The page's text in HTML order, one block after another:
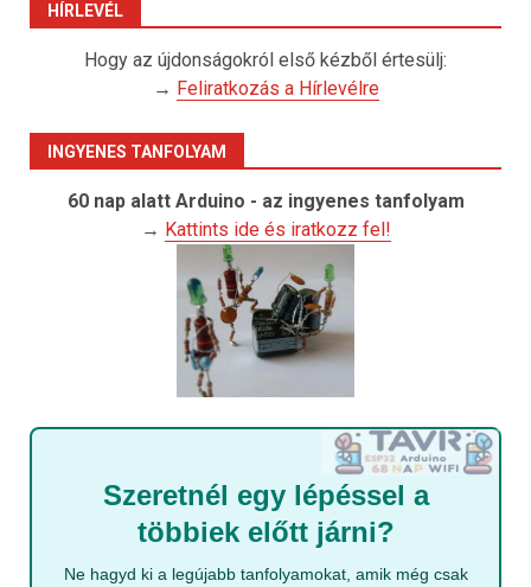
HÍRLEVÉL
Hogy az újdonságokról első kézből értesülj:
→ Feliratkozás a Hírlevélre
INGYENES TANFOLYAM
60 nap alatt Arduino - az ingyenes tanfolyam
→ Kattints ide és iratkozz fel!
Szeretnél egy lépéssel a
többiek előtt járni?
Ne hagyd ki a legújabb tanfolyamokat, amik még csak